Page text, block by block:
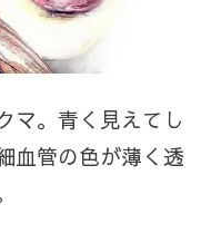
マ。青く見えてし
血管の色が薄く透